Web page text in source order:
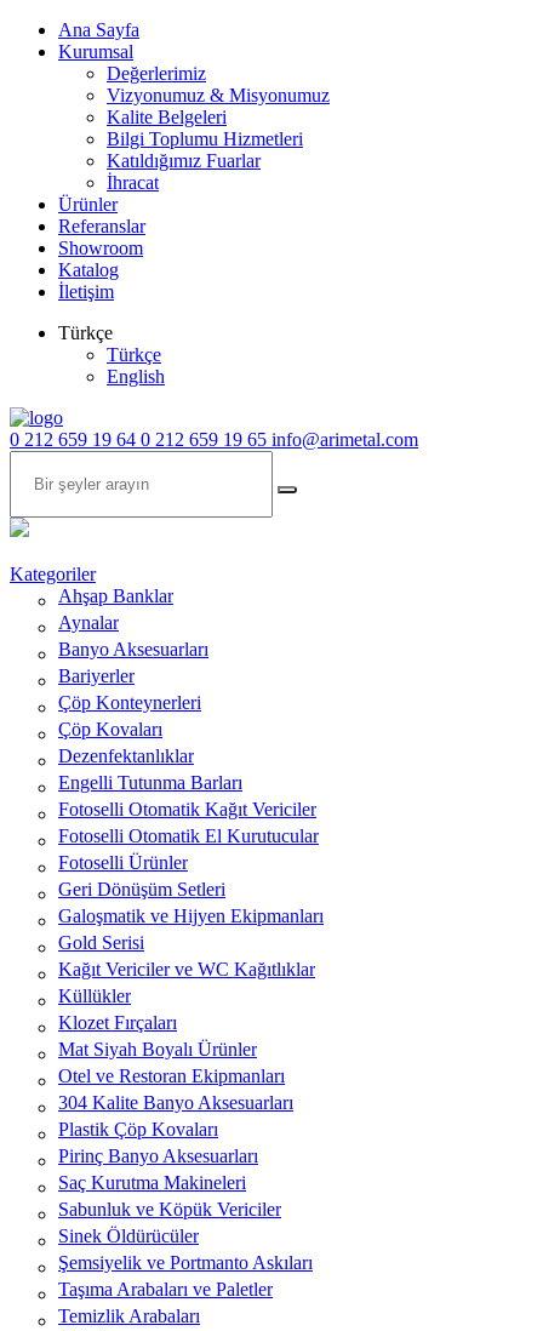
Ana Sayfa
Kurumsal
Değerlerimiz
Vizyonumuz & Misyonumuz
Kalite Belgeleri
Bilgi Toplumu Hizmetleri
Katıldığımız Fuarlar
İhracat
Ürünler
Referanslar
Showroom
Katalog
İletişim
Türkçe
Türkçe
English
0 212 659 19 64 0 212 659 19 65 info@arimetal.com
Kategoriler
Ahşap Banklar
Aynalar
Banyo Aksesuarları
Bariyerler
Çöp Konteynerleri
Çöp Kovaları
Dezenfektanlıklar
Engelli Tutunma Barları
Fotoselli Otomatik Kağıt Vericiler
Fotoselli Otomatik El Kurutucular
Fotoselli Ürünler
Geri Dönüşüm Setleri
Galoşmatik ve Hijyen Ekipmanları
Gold Serisi
Kağıt Vericiler ve WC Kağıtlıklar
Küllükler
Klozet Fırçaları
Mat Siyah Boyalı Ürünler
Otel ve Restoran Ekipmanları
304 Kalite Banyo Aksesuarları
Plastik Çöp Kovaları
Pirinç Banyo Aksesuarları
Saç Kurutma Makineleri
Sabunluk ve Köpük Vericiler
Sinek Öldürücüler
Şemsiyelik ve Portmanto Askıları
Taşıma Arabaları ve Paletler
Temizlik Arabaları